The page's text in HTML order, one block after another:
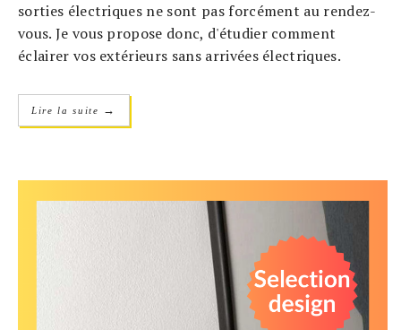
sorties électriques ne sont pas forcément au rendez-
vous. Je vous propose donc, d'étudier comment
éclairer vos extérieurs sans arrivées électriques.
Lire la suite →